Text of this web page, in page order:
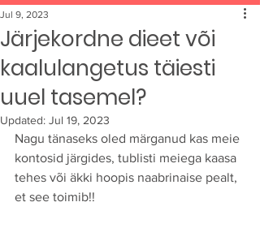
Järjekordne dieet või
kaalulangetus täiesti
uuel tasemel?
Jul 9, 2023
Updated: Jul 19, 2023
Nagu tänaseks oled märganud kas meie
kontosid järgides, tublisti meiega kaasa
tehes või äkki hoopis naabrinaise pealt,
et see toimib!!